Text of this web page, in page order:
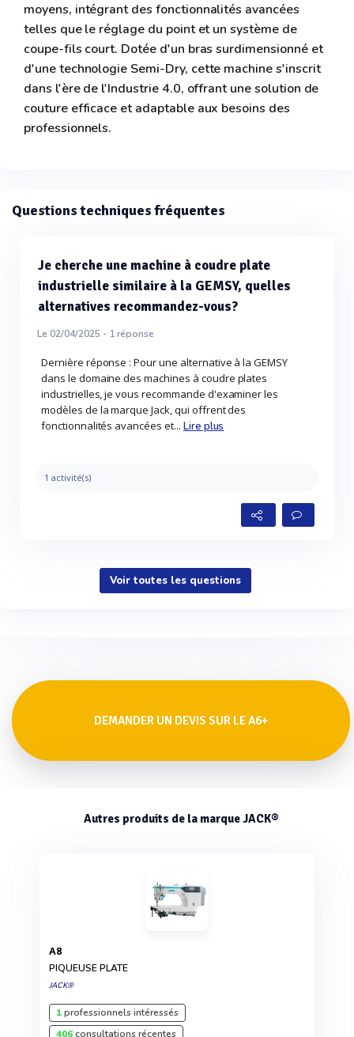
moyens, intégrant des fonctionnalités avancées
telles que le réglage du point et un système de
coupe-fils court. Dotée d'un bras surdimensionné et
d'une technologie Semi-Dry, cette machine s'inscrit
dans l'ère de l'Industrie 4.0, offrant une solution de
couture efficace et adaptable aux besoins des
professionnels.
Questions techniques fréquentes
Je cherche une machine à coudre plate
industrielle similaire à la GEMSY, quelles
alternatives recommandez-vous?
Le 02/04/2025 - 1réponse
Dernière réponse : Pour une alternative à la GEMSY
dans le domaine des machines à coudre plates
industrielles, je vous recommande d'examiner les
modèles de la marque Jack, qui offrent des
fonctionnalités avancées et... Lire plus
1 activité(s)
Voir toutes les questions
DEMANDER UN DEVIS SUR LE A6+
Autres produits de la marque JACK®
A8
PIQUEUSE PLATE
JACK®
1professionnels intéressés
406consultations récentes